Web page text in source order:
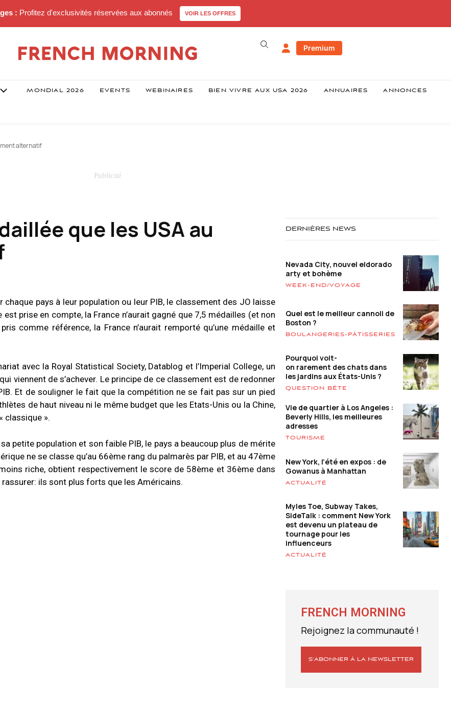
: Profitez d'exclusivités réservées aux abonnés VOIR LES OFFRES
Premium
MONDIAL 2026 EVENTS WEBINAIRES BIEN VIVRE AUX USA 2026 ANNUAIRES ANNONCES
alternatif
que les USA au
pays à leur population ou leur PIB, le classement des JO laisse
prise en compte, la France n’aurait gagné que 7,5 médailles (et non
comme référence, la France n’aurait remporté qu’une médaille et
avec la Royal Statistical Society, Datablog et l’Imperial College, un
viennent de s’achever. Le principe de ce classement est de redonner
Et de souligner le fait que la compétition ne se fait pas sur un pied
de haut niveau ni le même budget que les Etats-Unis ou la Chine,
classique ».
petite population et son faible PIB, le pays a beaucoup plus de mérite
ne se classe qu’au 66ème rang du palmarès par PIB, et au 47ème
riche, obtient respectivement le score de 58ème et 36ème dans
ils sont plus forts que les Américains.
DERNIÈRES NEWS
Nevada City, nouvel eldorado
arty et bohème
WEEK-END/VOYAGE
Quel est le meilleur cannoli de
Boston ?
BOULANGERIES-PÂTISSERIES
Pourquoi voit-
on rarement des chats dans
les jardins aux États-Unis ?
QUESTION BÊTE
Vie de quartier à Los Angeles :
Beverly Hills, les meilleures
adresses
TOURISME
New York, l’été en expos : de
Gowanus à Manhattan
ACTUALITÉ
Myles Toe, Subway Takes,
SideTalk : comment New York
est devenu un plateau de
tournage pour les
influenceurs
ACTUALITÉ
FRENCH MORNING
Rejoignez la communauté !
S’ABONNER À LA NEWSLETTER